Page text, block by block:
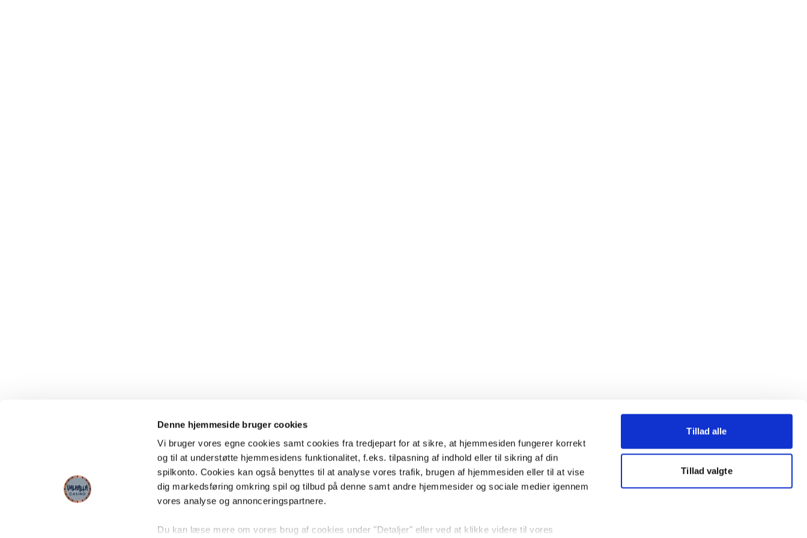
Denne hjemmeside bruger cookies
Vi bruger vores egne cookies samt cookies fra tredjepart for at sikre, at hjemmesiden fungerer korrekt
og til at understøtte hjemmesidens funktionalitet, f.eks. tilpasning af indhold eller til sikring af din
spilkonto. Cookies kan også benyttes til at analyse vores trafik, brugen af hjemmesiden eller til at vise
dig markedsføring omkring spil og tilbud på denne samt andre hjemmesider og sociale medier igennem
vores analyse og annonceringspartnere.
Du kan læse mere om vores brug af cookies under "Detaljer" eller ved at klikke videre til vores
Tillad alle
Tillad valgte